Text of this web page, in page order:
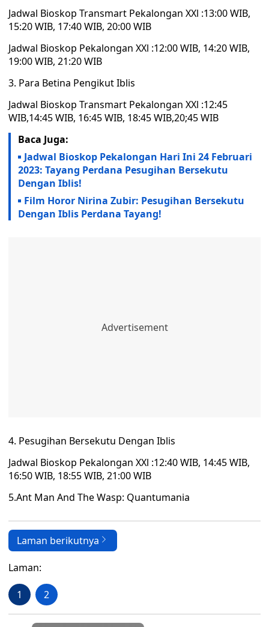
Jadwal Bioskop Transmart Pekalongan XXl :13:00 WIB,
15:20 WIB, 17:40 WIB, 20:00 WIB
Jadwal Bioskop Pekalongan XXl :12:00 WIB, 14:20 WIB,
19:00 WIB, 21:20 WIB
Para Betina Pengikut Iblis
Jadwal Bioskop Transmart Pekalongan XXl :12:45
WIB,14:45 WIB, 16:45 WIB, 18:45 WIB,20;45 WIB
Baca Juga:
Jadwal Bioskop Pekalongan Hari Ini 24 Februari
2023: Tayang Perdana Pesugihan Bersekutu
Dengan Iblis!
Film Horor Nirina Zubir: Pesugihan Bersekutu
Dengan Iblis Perdana Tayang!
Pesugihan Bersekutu Dengan Iblis
Jadwal Bioskop Pekalongan XXl :12:40 WIB, 14:45 WIB,
16:50 WIB, 18:55 WIB, 21:00 WIB
5.Ant Man And The Wasp: Quantumania
Laman berikutnya
Laman:
1 2